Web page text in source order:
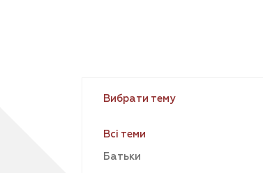
Вибрати тему
Всі теми
Батьки